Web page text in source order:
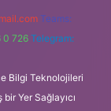
Teams:
0 726 Telegram:
Bilgi Teknolojileri
Yer Sağlayıcı